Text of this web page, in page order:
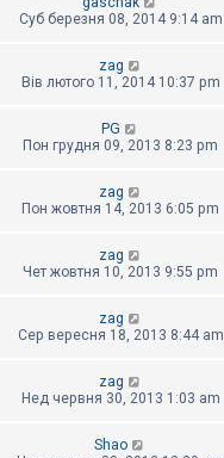
Суб березня 08, 2014 9:14 am
zag
Вів лютого 11, 2014 10:37 pm
PG
Пон грудня 09, 2013 8:23 pm
zag
Пон жовтня 14, 2013 6:05 pm
zag
Чет жовтня 10, 2013 9:55 pm
zag
Сер вересня 18, 2013 8:44 am
zag
Нед червня 30, 2013 1:03 am
Shao